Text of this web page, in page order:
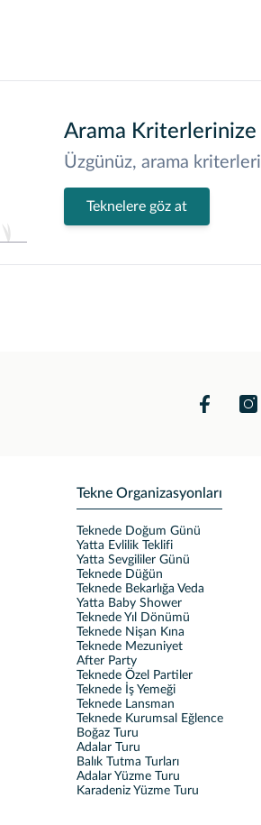
Arama Kriterlerinize
Üzgünüz, arama
Teknelere göz at
Tekne Organizasyonları
Teknede Doğum Günü
Yatta Evlilik Teklifi
Yatta Sevgililer Günü
Teknede Düğün
Teknede Bekarlığa Veda
Yatta Baby Shower
Teknede Yıl Dönümü
Teknede Nişan Kına
Teknede Mezuniyet
After Party
Teknede Özel Partiler
Teknede İş Yemeği
Teknede Lansman
Teknede Kurumsal Eğlence
Boğaz Turu
Adalar Turu
Balık Tutma Turları
Adalar Yüzme Turu
Karadeniz Yüzme Turu